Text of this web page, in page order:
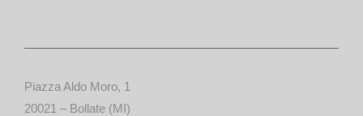
Piazza Aldo Moro, 1
20021 – Bollate (MI)